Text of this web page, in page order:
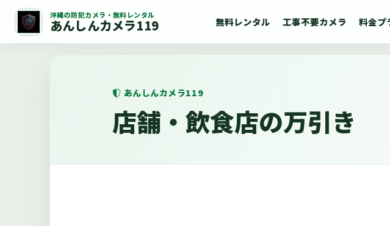
沖縄の防犯カメラ・無料レンタル
あんしんカメラ119 無料レンタル 工事不要カメラ 料金プ
あんしんカメラ119
店舗・飲食店の万引き